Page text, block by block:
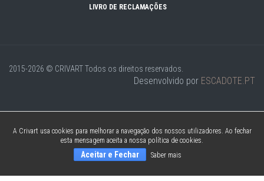
LIVRO DE RECLAMAÇÕES
2015-2026 © CRIVARTTodos os direitos reservados.
Desenvolvido por ESCADOTE.PT
A Crivart usa cookies para melhorar a navegação dos nossos utilizadores. Ao fechar
esta mensagem aceita a nossa política de cookies.
Aceitar e Fechar Saber mais